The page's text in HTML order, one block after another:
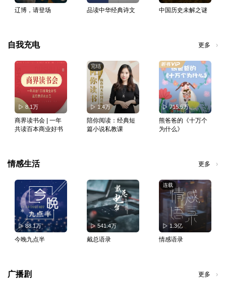
辽博，请登场 品读中华经典诗文 中国历史未解之谜
自我充电 更多
8.1万
商界读书会 | 一年
共读百本商业好书
1.4万
完结
陪你阅读：经典短
篇小说私教课
715.5万
熊爸爸的《十万个
为什么》
情感生活 更多
88.1万
今晚九点半
541.4万
戴总语录
1.3亿
连载
情感语录
广播剧 更多